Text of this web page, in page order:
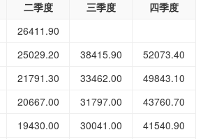
二季度 三季度
四季度
26411.90
25029.20 38415.90
52073.40
21791.30 33462.00
49843.10
20667.00 31797.00
43760.70
19430.00 30041.00
41540.90